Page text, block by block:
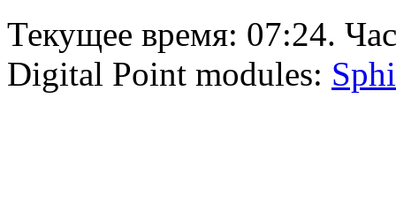
Текущее время: 07:24.
Digital Point modules: